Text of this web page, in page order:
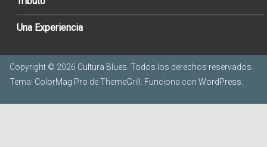
Una Experiencia
Copyright © 2026 Cultura Blues. Todos los derechos reservados.
Tema: ColorMag Pro de ThemeGrill. Funciona con WordPress.